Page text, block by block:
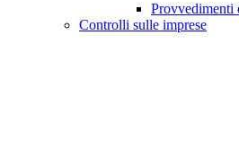
Provvedimenti
Controlli sulle imprese